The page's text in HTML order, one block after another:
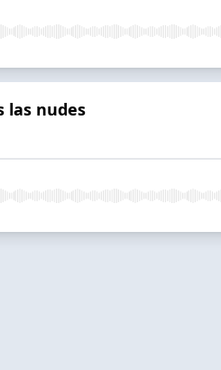
las nudes